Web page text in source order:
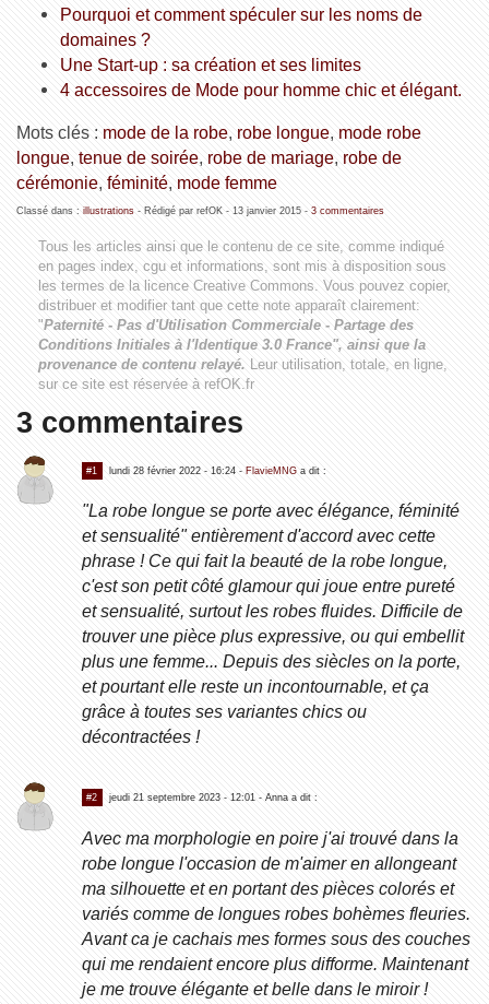
Pourquoi et comment spéculer sur les noms de
domaines ?
Une Start-up : sa création et ses limites
4 accessoires de Mode pour homme chic et élégant.
Mots clés : mode de la robe, robe longue, mode robe
longue, tenue de soirée, robe de mariage, robe de
cérémonie, féminité, mode femme
Classé dans : illustrations- Rédigé par refOK - 13 janvier 2015- 3 commentaires
Tous les articles ainsi que le contenu de ce site, comme indiqué
en pages index, cgu et informations, sont mis à disposition sous
les termes de la licence Creative Commons. Vous pouvez copier,
distribuer et modifier tant que cette note apparaît clairement:
"Paternité - Pas d'Utilisation Commerciale - Partage des
Conditions Initiales à l'Identique 3.0 France", ainsi que la
provenance de contenu relayé. Leur utilisation, totale, en ligne,
sur ce site est réservée à refOK.fr
3 commentaires
#1 lundi 28 février 2022 - 16:24- FlavieMNGa dit :
"La robe longue se porte avec élégance, féminité
et sensualité" entièrement d'accord avec cette
phrase ! Ce qui fait la beauté de la robe longue,
c'est son petit côté glamour qui joue entre pureté
et sensualité, surtout les robes fluides. Difficile de
trouver une pièce plus expressive, ou qui embellit
plus une femme... Depuis des siècles on la porte,
et pourtant elle reste un incontournable, et ça
grâce à toutes ses variantes chics ou
décontractées !
#2 jeudi 21 septembre 2023 - 12:01- Anna a dit :
Avec ma morphologie en poire j'ai trouvé dans la
robe longue l'occasion de m'aimer en allongeant
ma silhouette et en portant des pièces colorés et
variés comme de longues robes bohèmes fleuries.
Avant ca je cachais mes formes sous des couches
qui me rendaient encore plus difforme. Maintenant
je me trouve élégante et belle dans le miroir !